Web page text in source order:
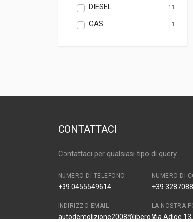
DIESEL 11
GAS 1
CONTATTACI
Contattaci per qualsiasi tipo di query
NUMERO DI TELEFONO
+39 0455549614
NUMERO DI
+39
INDIRIZZO EMAIL
autodemolizione2008@libero.it
LA NOSTRA
Via Adige